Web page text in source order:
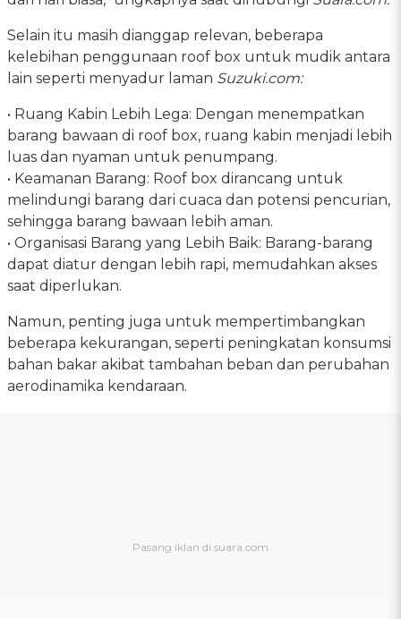
Selain itu masih dianggap relevan, beberapa
kelebihan penggunaan roof box untuk mudik antara
lain seperti menyadur laman Suzuki.com:
• Ruang Kabin Lebih Lega: Dengan menempatkan
barang bawaan di roof box, ruang kabin menjadi lebih
luas dan nyaman untuk penumpang.
• Keamanan Barang: Roof box dirancang untuk
melindungi barang dari cuaca dan potensi pencurian,
sehingga barang bawaan lebih aman.
• Organisasi Barang yang Lebih Baik: Barang-barang
dapat diatur dengan lebih rapi, memudahkan akses
saat diperlukan.
Namun, penting juga untuk mempertimbangkan
beberapa kekurangan, seperti peningkatan konsumsi
bahan bakar akibat tambahan beban dan perubahan
aerodinamika kendaraan.